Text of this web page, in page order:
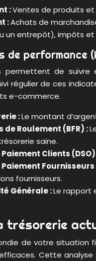
:Ventes de produits
:Achats de
un entrepôt), impôts
de performance
permettent de
régulier de ces
e-commerce.
:Le montant
de Roulement (BFR) :
saine.
Clients (DSO)
Fournisseurs
fournisseurs.
Générale :Le rapport
trésorerie
de votre situation
Cette